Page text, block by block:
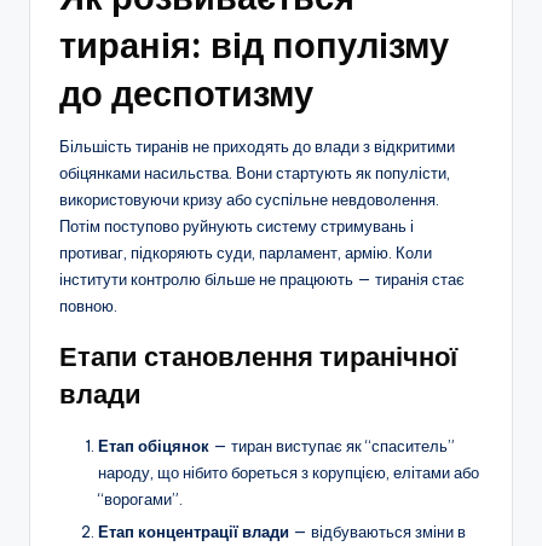
тиранія: від популізму
до деспотизму
Більшість тиранів не приходять до влади з відкритими
обіцянками насильства. Вони стартують як популісти,
використовуючи кризу або суспільне невдоволення.
Потім поступово руйнують систему стримувань і
противаг, підкоряють суди, парламент, армію. Коли
інститути контролю більше не працюють — тиранія стає
повною.
Етапи становлення тиранічної
влади
Етап обіцянок — тиран виступає як “спаситель”
народу, що нібито бореться з корупцією, елітами або
“ворогами”.
Етап концентрації влади — відбуваються зміни в